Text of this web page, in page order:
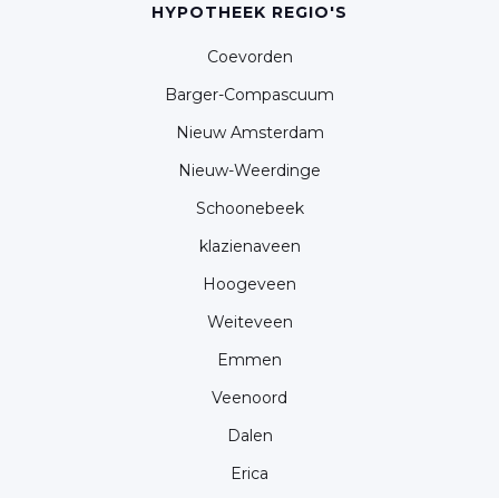
HYPOTHEEK REGIO'S
Coevorden
Barger-Compascuum
Nieuw Amsterdam
Nieuw-Weerdinge
Schoonebeek
klazienaveen
Hoogeveen
Weiteveen
Emmen
Veenoord
Dalen
Erica